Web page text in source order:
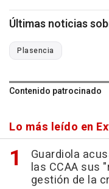
Últimas noticias
Plasencia
Contenido patrocinado
Lo más leído en
Guardiola
las CCAA sus
gestión de la